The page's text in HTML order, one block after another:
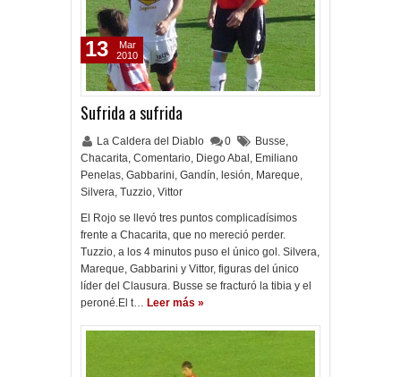
Sufrida a sufrida
La Caldera del Diablo 0 Busse,
Chacarita, Comentario, Diego Abal , Emiliano
Penelas, Gabbarini, Gandín, lesión, Mareque,
Silvera, Tuzzio, Vittor
El Rojo se llevó tres puntos complicadísimos
frente a Chacarita, que no mereció perder.
Tuzzio, a los 4 minutos puso el único gol. Silvera,
Mareque, Gabbarini y Vittor, figuras del único
líder del Clausura. Busse se fracturó la tibia y el
peroné.El t… Leer más »
13
Mar
2010